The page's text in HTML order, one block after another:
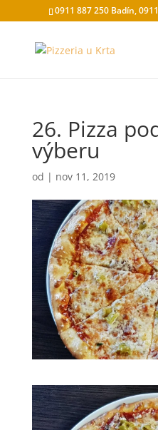
0911 887 250 Badín,
26. Pizza
výberu
od | nov 11, 2019